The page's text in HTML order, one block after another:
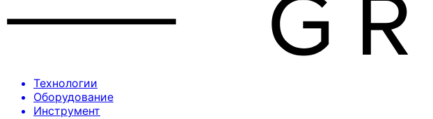
Технологии
Оборудование
Инструмент